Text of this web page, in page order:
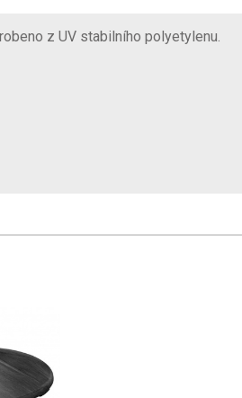
z UV stabilního polyetylenu.